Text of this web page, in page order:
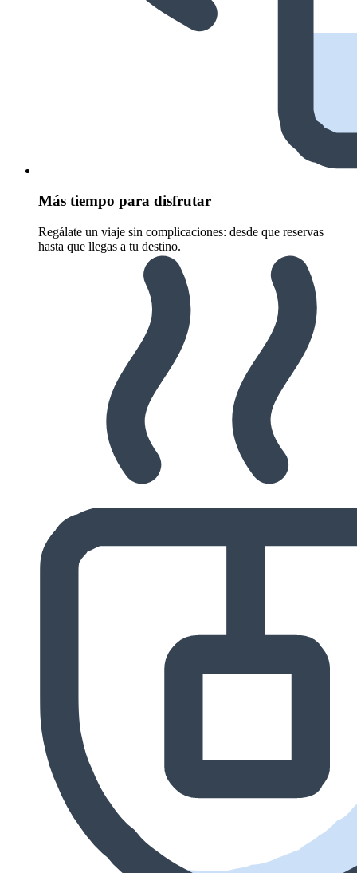
Más tiempo para disfrutar
Regálate un viaje sin complicaciones: desde que reservas
hasta que llegas a tu destino.